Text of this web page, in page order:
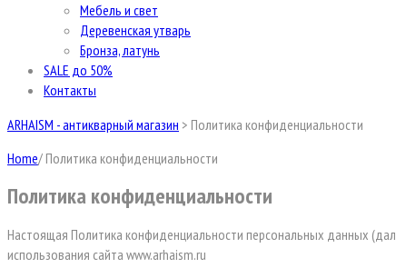
Мебель и свет
Деревенская утварь
Бронза, латунь
SALE до 50%
Контакты
ARHAISM - антикварный магазин > Политика конфиденциальности
Home/ Политика конфиденциальности
Политика конфиденциальности
Настоящая Политика конфиденциальности персональных данных
использования сайта www.arhaism.ru